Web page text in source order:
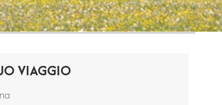
VIAGGIO